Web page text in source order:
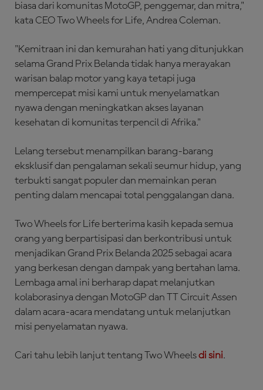
biasa dari komunitas MotoGP, penggemar, dan mitra,"
kata CEO Two Wheels for Life, Andrea Coleman.
"Kemitraan ini dan kemurahan hati yang ditunjukkan
selama Grand Prix Belanda tidak hanya merayakan
warisan balap motor yang kaya tetapi juga
mempercepat misi kami untuk menyelamatkan
nyawa dengan meningkatkan akses layanan
kesehatan di komunitas terpencil di Afrika."
Lelang tersebut menampilkan barang-barang
eksklusif dan pengalaman sekali seumur hidup, yang
terbukti sangat populer dan memainkan peran
penting dalam mencapai total penggalangan dana.
Two Wheels for Life berterima kasih kepada semua
orang yang berpartisipasi dan berkontribusi untuk
menjadikan Grand Prix Belanda 2025 sebagai acara
yang berkesan dengan dampak yang bertahan lama.
Lembaga amal ini berharap dapat melanjutkan
kolaborasinya dengan MotoGP dan TT Circuit Assen
dalam acara-acara mendatang untuk melanjutkan
misi penyelamatan nyawa.
Cari tahu lebih lanjut tentang Two Wheelsdi sini.